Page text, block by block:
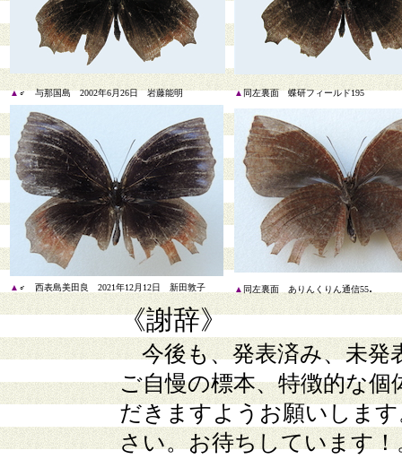
▲♂ 与那国島 2002年6月26日 岩藤能明 ▲同左裏面 蝶研フィールド195
▲ ♂ 西表島美田良 2021年12月12日 新田敦子 ▲ 同左裏面 ありんくりん通信55.
《謝辞》
今後も、発表済み、未発
ご自慢の標本、特徴的な
だきますようお願いしま
さい。お待ちしています